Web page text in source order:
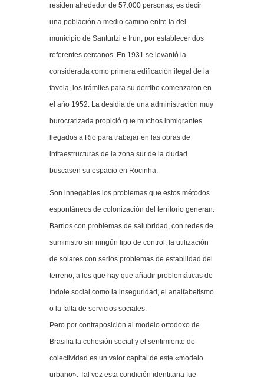
residen alrededor de 57.000 personas, es decir
una población a medio camino entre la del
municipio de Santurtzi e Irun, por establecer dos
referentes cercanos. En 1931 se levantó la
considerada como primera edificación ilegal de la
favela, los trámites para su derribo comenzaron en
el año 1952. La desidia de una administración muy
burocratizada propició que muchos inmigrantes
llegados a Rio para trabajar en las obras de
infraestructuras de la zona sur de la ciudad
buscasen su espacio en Rocinha.
Son innegables los problemas que estos métodos
espontáneos de colonización del territorio generan.
Barrios con problemas de salubridad, con redes de
suministro sin ningún tipo de control, la utilización
de solares con serios problemas de estabilidad del
terreno, a los que hay que añadir problemáticas de
índole social como la inseguridad, el analfabetismo
o la falta de servicios sociales.
Pero por contraposición al modelo ortodoxo de
Brasilia la cohesión social y el sentimiento de
colectividad es un valor capital de este «modelo
urbano». Tal vez esta condición identitaria fue